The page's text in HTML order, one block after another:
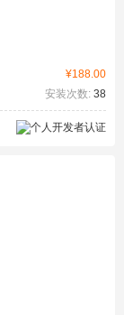
¥188.00
安装次数: 38